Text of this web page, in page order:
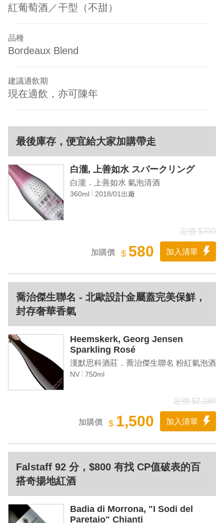
紅葡萄酒／干型（不甜）
品種
Bordeaux Blend
建議適飲期
現在適飲，亦可陳年
最後庫存，便宜給大家加購帶走
白瀧, 上善如水 スパークリング
白瀧．上善如水 氣泡清酒
360ml 2018/01出廠
定價 $700
$ 580 加入清單
加購價
喬治傑生聯名 - 北歐設計金屬蓋完美保鮮，
封存奢華香氣
Heemskerk, Georg Jensen
Sparkling Rosé
漢默思科酒莊．喬治傑生聯名 粉紅氣泡酒
NV 750ml
定價 $2,180
$ 1,500 加入清單
加購價
Falstaff 92 分，$800 有找 CP值破表的百
搭奇揚地紅酒
Badia di Morrona, "I Sodi del
Paretaio" Chianti